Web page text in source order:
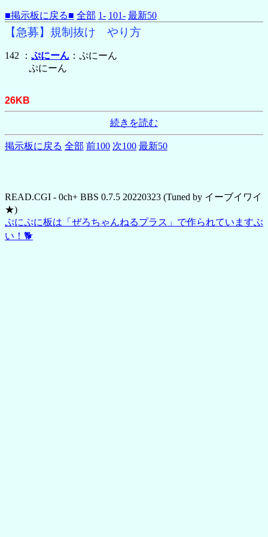
■掲示板に戻る■ 全部 1- 101- 最新50
【急募】規制抜け やり方
142 ： ぷにーん ：ぷにーん
ぷにーん
26KB
続きを読む
掲示板に戻る 全部 前100 次100 最新50
READ.CGI - 0ch+ BBS 0.7.5 20220323 (Tuned by イーブイワイ
★)
ぷにぷに板は「ぜろちゃんねるプラス」で作られていますぶ
い！🐕